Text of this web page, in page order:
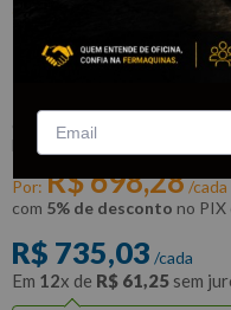
Extrator do
Ranger e F-
R123004
RAVEN
Por: R$698,28/cada
com 5% de desconto no
R$ 735,03 /cada
Em 12x de R$ 61,25 sem